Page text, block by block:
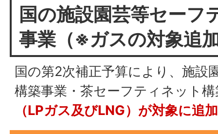
国の施設園芸等セーフ
事業（※ガスの対象追
国の第2次補正予算により、施設
構築事業・茶セーフティネット
（LPガス及びLNG）が対象に追加